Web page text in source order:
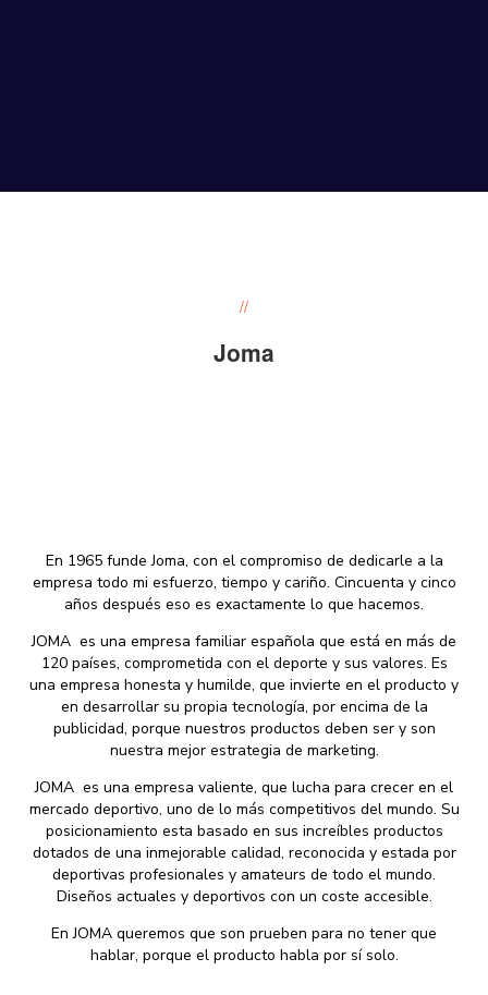
//
Joma
En 1965 funde Joma, con el compromiso de dedicarle a la
empresa todo mi esfuerzo, tiempo y cariño. Cincuenta y cinco
años después eso es exactamente lo que hacemos.
JOMA es una empresa familiar española que está en más de
120 países, comprometida con el deporte y sus valores. Es
una empresa honesta y humilde, que invierte en el producto y
en desarrollar su propia tecnología, por encima de la
publicidad, porque nuestros productos deben ser y son
nuestra mejor estrategia de marketing.
JOMA es una empresa valiente, que lucha para crecer en el
mercado deportivo, uno de lo más competitivos del mundo. Su
posicionamiento esta basado en sus increíbles productos
dotados de una inmejorable calidad, reconocida y estada por
deportivas profesionales y amateurs de todo el mundo.
Diseños actuales y deportivos con un coste accesible.
En JOMA queremos que son prueben para no tener que
hablar, porque el producto habla por sí solo.